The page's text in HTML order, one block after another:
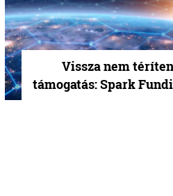
Vissza nem
támogatás: Spark